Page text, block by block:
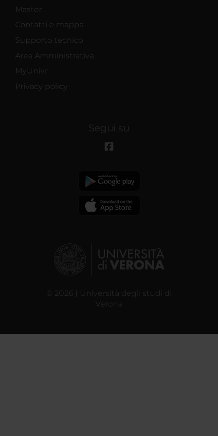
Master
Contatti e mappa
Supporto tecnico
Area Amministrativa
MyUnivr
Privacy policy
Segui su
© 2026 | Università degli studi di
Verona